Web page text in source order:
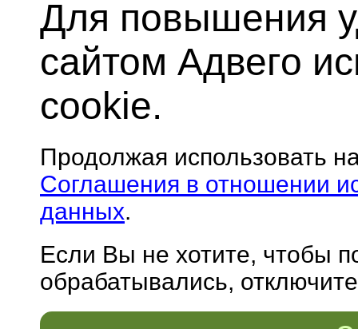
Для повышения
сайтом Адвего
cookie.
Продолжая использовать
Соглашения в отношении
данных.
Если Вы не хотите, чтобы
обрабатывались,